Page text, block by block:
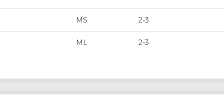
MS 2-3
ML 2-3